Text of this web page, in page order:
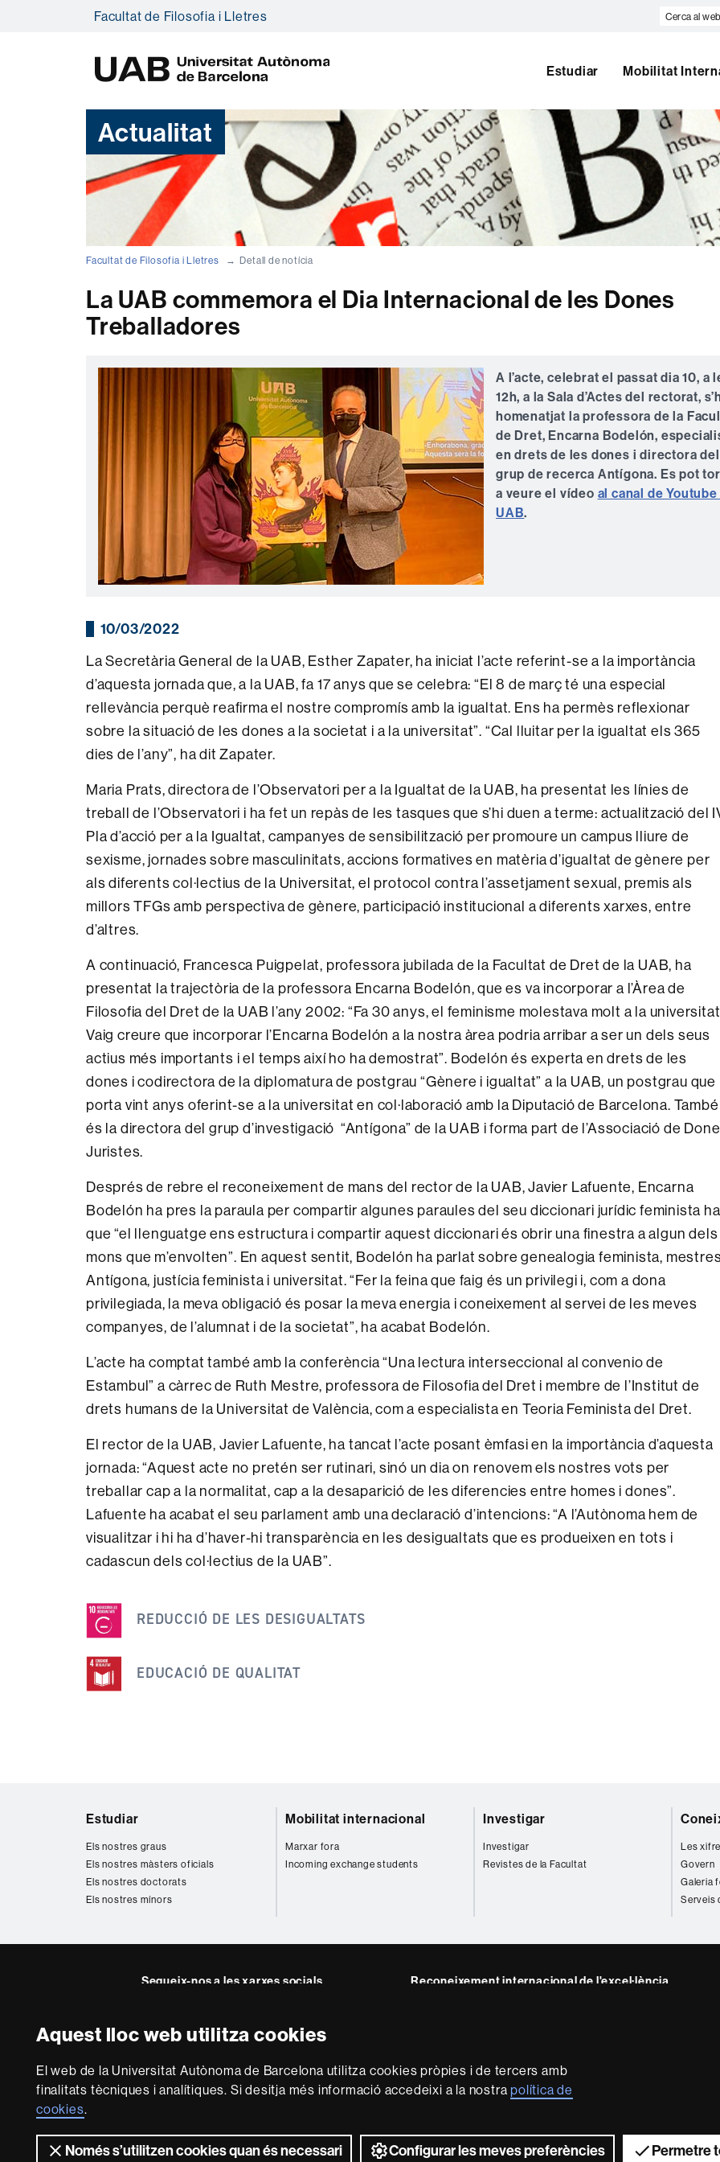
Aquest lloc web utilitza cookies
El web de la Universitat Autònoma de Barcelona utilitza cookies pròpies i de tercers amb
finalitats tècniques i analítiques. Si desitja més informació accedeixi a la nostrapolítica de
cookies.
Només s’utilitzen cookies quan és necessari Configurar les meves preferències Permetre
Facultat de Filosofia i Lletres
Cerca
A
Estudiar Mobilitat
Actualitat
Facultat de Filosofia i Lletres Detall de notícia
La UAB commemora el Dia Internacional de les Dones
Treballadores
A l’acte, celebrat el passat dia 10, a
12h, a la Sala d’Actes del rectorat,
homenatjat la professora de la
de Dret, Encarna Bodelón,
en drets de les dones i directora del
grup de recerca Antígona. Es pot
a veure el vídeo al canal de
UAB.
10/03/2022
La Secretària General de la UAB, Esther Zapater, ha iniciat l’acte referint-se a la importància
d’aquesta jornada que, a la UAB, fa 17 anys que se celebra: “El 8 de març té una especial
rellevància perquè reafirma el nostre compromís amb la igualtat. Ens ha permès reflexionar
sobre la situació de les dones a la societat i a la universitat”. “Cal lluitar per la igualtat els 365
dies de l’any”, ha dit Zapater.
Maria Prats, directora de l’Observatori per a la Igualtat de la UAB, ha presentat les línies de
treball de l’Observatori i ha fet un repàs de les tasques que s’hi duen a terme: actualització del
Pla d’acció per a la Igualtat, campanyes de sensibilització per promoure un campus lliure de
sexisme, jornades sobre masculinitats, accions formatives en matèria d’igualtat de gènere per
als diferents col·lectius de la Universitat, el protocol contra l’assetjament sexual, premis als
millors TFGs amb perspectiva de gènere, participació institucional a diferents xarxes, entre
d’altres.
A continuació, Francesca Puigpelat, professora jubilada de la Facultat de Dret de la UAB, ha
presentat la trajectòria de la professora Encarna Bodelón, que es va incorporar a l’Àrea de
Filosofia del Dret de la UAB l’any 2002: “Fa 30 anys, el feminisme molestava molt a la
Vaig creure que incorporar l’Encarna Bodelón a la nostra àrea podria arribar a ser un dels seus
actius més importants i el temps així ho ha demostrat”. Bodelón és experta en drets de les
dones i codirectora de la diplomatura de postgrau “Gènere i igualtat” a la UAB, un postgrau que
porta vint anys oferint-se a la universitat en col·laboració amb la Diputació de Barcelona. També
és la directora del grup d’investigació “Antígona” de la UAB i forma part de l’Associació de
Juristes.
Després de rebre el reconeixement de mans del rector de la UAB, Javier Lafuente, Encarna
Bodelón ha pres la paraula per compartir algunes paraules del seu diccionari jurídic feminista ha
que “el llenguatge ens estructura i compartir aquest diccionari és obrir una finestra a algun dels
mons que m’envolten”. En aquest sentit, Bodelón ha parlat sobre genealogia feminista,
Antígona, justícia feminista i universitat. “Fer la feina que faig és un privilegi i, com a dona
privilegiada, la meva obligació és posar la meva energia i coneixement al servei de les meves
companyes, de l’alumnat i de la societat”, ha acabat Bodelón.
L’acte ha comptat també amb la conferència “Una lectura interseccional al convenio de
Estambul” a càrrec de Ruth Mestre, professora de Filosofia del Dret i membre de l’Institut de
drets humans de la Universitat de València, com a especialista en Teoria Feminista del Dret.
El rector de la UAB, Javier Lafuente, ha tancat l’acte posant èmfasi en la importància d’aquesta
jornada: “Aquest acte no pretén ser rutinari, sinó un dia on renovem els nostres vots per
treballar cap a la normalitat, cap a la desaparició de les diferencies entre homes i dones”.
Lafuente ha acabat el seu parlament amb una declaració d’intencions: “A l’Autònoma hem de
visualitzar i hi ha d’haver-hi transparència en les desigualtats que es produeixen en tots i
cadascun dels col·lectius de la UAB”.
notícia
s'emmarca
dins
dels
REDUCCIÓ DE LES DESIGUALTATS
EDUCACIÓ DE QUALITAT
Estudiar
Els nostres graus
Els nostres màsters oficials
Els nostres doctorats
Els nostres mínors
Mobilitat internacional
Marxar fora
Incoming exchange students
Investigar
Investigar
Revistes de la Facultat
Les
Govern
Galeria
Serveis
Segueix-nos a les xarxes socials
FFLFFLFFLFFLUAB
Reconeixement internacional de l'excel·lència
Sobre
aquest
web
2026 Universitat Autònoma de Barcelona